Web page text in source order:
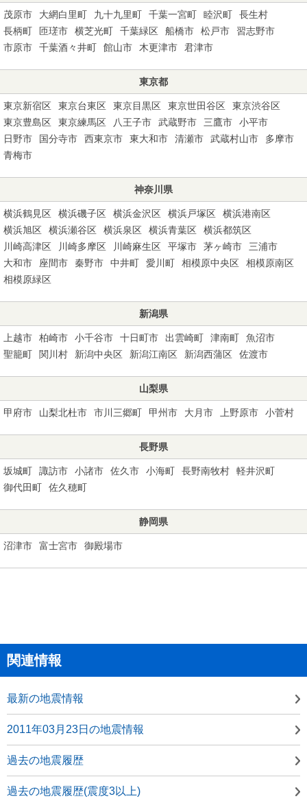
茂原市 大網白里町 九十九里町 千葉一宮町 睦沢町
長生村
長柄町
匝瑳市 横芝光町 千葉緑区 船橋市 松戸市
習志野市
市原市
千葉酒々井町 館山市 木更津市 君津市
東京都
東京新宿区 東京台東区 東京目黒区 東京世田谷区
東京渋谷区
東京豊島区
東京練馬区 八王子市 武蔵野市 三鷹市
小平市
日野市
国分寺市 西東京市 東大和市 清瀬市 武蔵村山市
多摩市
青梅市
神奈川県
横浜鶴見区 横浜磯子区 横浜金沢区 横浜戸塚区
横浜港南区
横浜旭区
横浜瀬谷区 横浜泉区 横浜青葉区
横浜都筑区
川崎高津区
川崎多摩区 川崎麻生区 平塚市 茅ヶ崎市
三浦市
大和市
座間市 秦野市 中井町 愛川町 相模原中央区
相模原南区
相模原緑区
新潟県
上越市 柏崎市 小千谷市 十日町市 出雲崎町 津南町
魚沼市
聖籠町
関川村 新潟中央区 新潟江南区 新潟西蒲区 佐渡市
山梨県
甲府市 山梨北杜市 市川三郷町 甲州市 大月市 上野原市 小菅村
長野県
坂城町 諏訪市 小諸市 佐久市 小海町 長野南牧村
軽井沢町
御代田町
佐久穂町
静岡県
沼津市 富士宮市 御殿場市
関連情報
最新の地震情報
2011年03月23日の地震情報
過去の地震履歴
過去の地震履歴(震度3以上)